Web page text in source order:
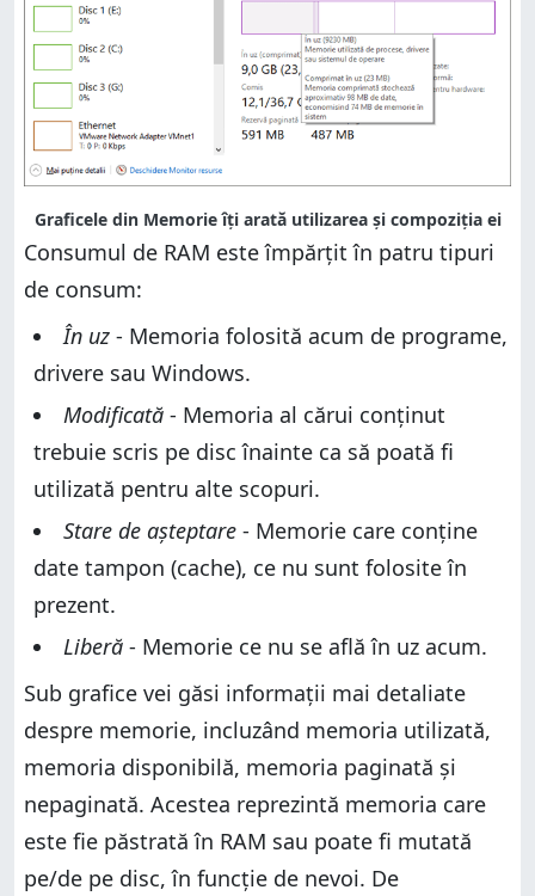
Graficele din Memorie îți arată utilizarea și compoziția ei
Consumul de RAM este împărțit în patru tipuri
de consum:
În uz - Memoria folosită acum de programe,
drivere sau Windows.
Modificată - Memoria al cărui conținut
trebuie scris pe disc înainte ca să poată fi
utilizată pentru alte scopuri.
Stare de așteptare - Memorie care conține
date tampon (cache), ce nu sunt folosite în
prezent.
Liberă - Memorie ce nu se află în uz acum.
Sub grafice vei găsi informații mai detaliate
despre memorie, incluzând memoria utilizată,
memoria disponibilă, memoria paginată și
nepaginată. Acestea reprezintă memoria care
este fie păstrată în RAM sau poate fi mutată
pe/de pe disc, în funcție de nevoi. De